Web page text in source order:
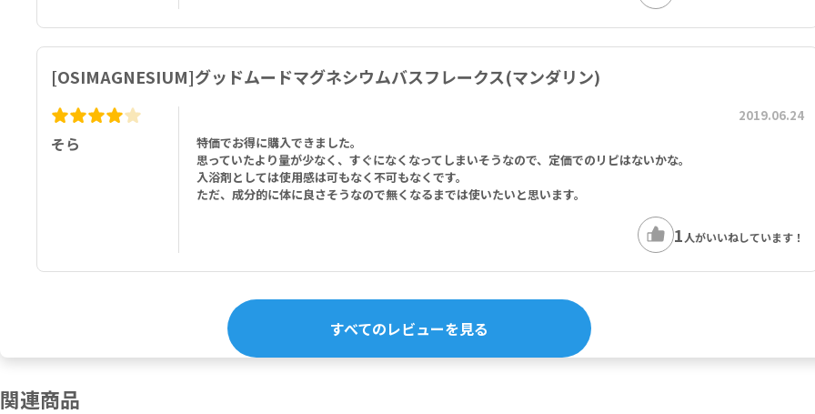
[OSIMAGNESIUM]グッドムードマグネシウムバスフレークス(マンダリン)
そら
2019.06.24
特価でお得に購入できました。
思っていたより量が少なく、すぐになくなってしまいそうなので、定価でのリピはないかな。
入浴剤としては使用感は可もなく不可もなくです。
ただ、成分的に体に良さそうなので無くなるまでは使いたいと思います。
1 人がいいねしています！
すべてのレビューを見る
関連商品